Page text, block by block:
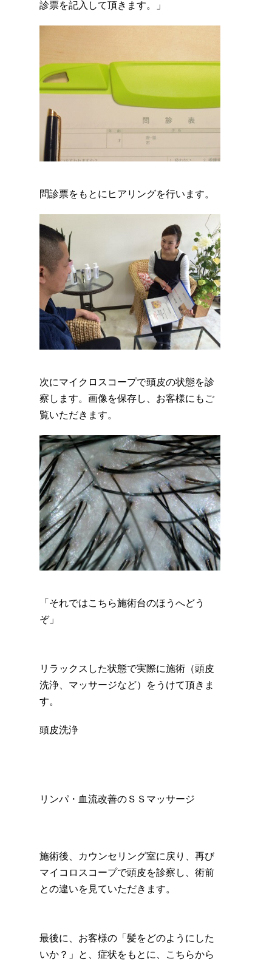
診票を記入して頂きます。」
問診票をもとにヒアリングを行います。
次にマイクロスコープで頭皮の状態を診
察します。画像を保存し、お客様にもご
覧いただきます。
「それではこちら施術台のほうへどう
ぞ」
リラックスした状態で実際に施術（頭皮
洗浄、マッサージなど）をうけて頂きま
す。
頭皮洗浄
リンパ・血流改善のＳＳマッサージ
施術後、カウンセリング室に戻り、再び
マイコロスコープで頭皮を診察し、術前
との違いを見ていただきます。
最後に、お客様の「髪をどのようにした
いか？」と、症状をもとに、こちらから